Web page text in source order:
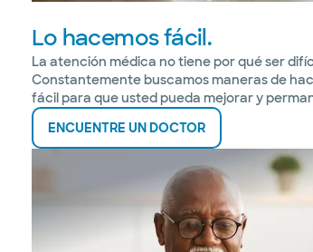
Lo hacemos fácil.
La atención médica no tiene por qué ser
Constantemente buscamos maneras de
fácil para que usted pueda mejorar y
ENCUENTRE UN DOCTOR